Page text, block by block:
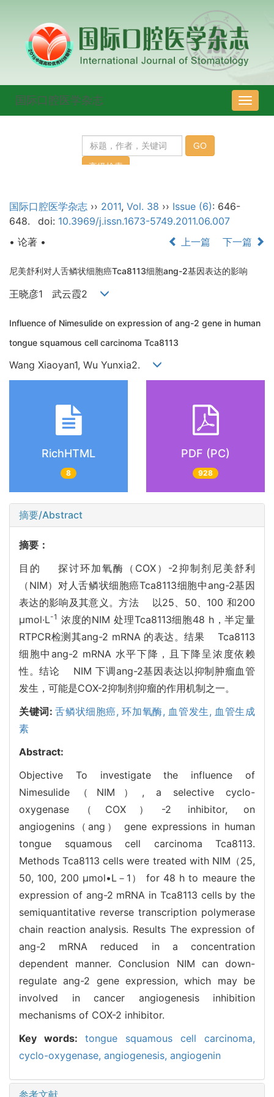
导
航
国际口腔医学杂志
国际口腔医学杂志 ›› 2011, Vol. 38 ›› Issue (6): 646-
648.
doi: 10.3969/j.issn.1673-5749.2011.06.007
• 论著 •
上一篇 下一篇
尼美舒利对人舌鳞状细胞癌Tca8113细胞ang-2基因表达的影响
王晓彦1 武云霞2
Influence of Nimesulide on expression of ang-2 gene in human
tongue squamous cell carcinoma Tca8113
Wang Xiaoyan1, Wu Yunxia2.
RichHTML
8
PDF (PC)
928
摘要/Abstract
摘要：
目的 探讨环加氧酶（COX）-2抑制剂尼美舒利
（NIM）对人舌鳞状细胞癌Tca8113细胞中ang-2基因
表达的影响及其意义。方法 以25、50、100 和200
μmol·L-1 浓度的NIM 处理Tca8113细胞48 h，半定量
RTPCR检测其ang-2 mRNA 的表达。结果 Tca8113
细胞中ang-2 mRNA 水平下降，且下降呈浓度依赖
性。结论 NIM 下调ang-2基因表达以抑制肿瘤血管
发生，可能是COX-2抑制剂抑瘤的作用机制之一。
关键词:舌鳞状细胞癌,环加氧酶, 血管发生, 血管生成
素
Abstract:
Objective To investigate the influence of
Nimesulide（NIM）, a selective cyclo-
oxygenase（COX）-2 inhibitor, on
angiogenins（ang） gene expressions in human
tongue squamous cell carcinoma Tca8113.
Methods Tca8113 cells were treated with NIM（25,
50, 100, 200 μmol•L－1） for 48 h to meaure the
expression of ang-2 mRNA in Tca8113 cells by the
semiquantitative reverse transcription polymerase
chain reaction analysis. Results The expression of
ang-2 mRNA reduced in a concentration
dependent manner. Conclusion NIM can down-
regulate ang-2 gene expression, which may be
involved in cancer angiogenesis inhibition
mechanisms of COX-2 inhibitor.
Key words: tongue squamous cell carcinoma,
cyclo-oxygenase, angiogenesis, angiogenin
参考文献